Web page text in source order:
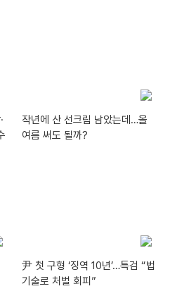
작년에 산 선크림 남았는데…올
여름 써도 될까?
尹 첫 구형 ‘징역 10년’…특검 “법
기술로 처벌 회피”